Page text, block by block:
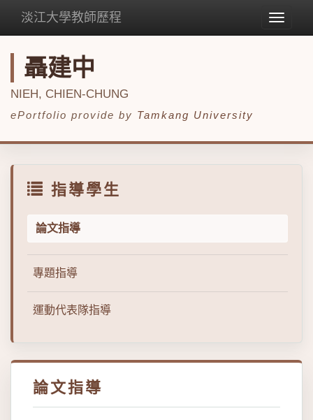
Toggle
淡江大學教師歷程
聶建中
NIEH, CHIEN-CHUNG
ePortfolio provide by Tamkang University
指導學生
論文指導
專題指導
運動代表隊指導
論文指導